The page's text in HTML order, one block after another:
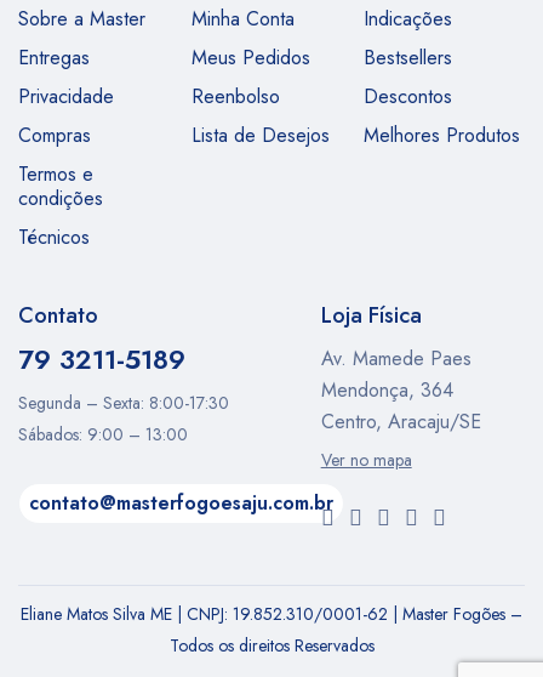
Sobre a Master
Entregas
Privacidade
Compras
Termos e
condições
Técnicos
Minha Conta
Meus Pedidos
Reenbolso
Lista de Desejos
Indicações
Bestsellers
Descontos
Melhores Produtos
Contato
79 3211-5189
Segunda – Sexta: 8:00-17:30
Sábados: 9:00 – 13:00
contato@masterfogoesaju.com.br
Loja Física
Av. Mamede Paes
Mendonça, 364
Centro, Aracaju/SE
Ver no mapa
Eliane Matos Silva ME | CNPJ: 19.852.310/0001-62 | Master Fogões –
Todos os direitos Reservados